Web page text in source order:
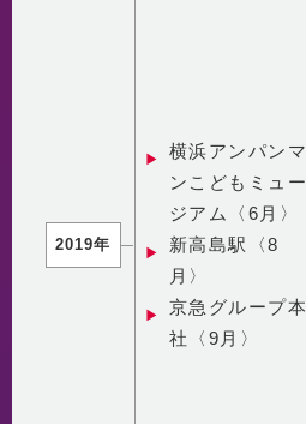
2019年
横浜アンパンマ
ンこどもミュー
ジアム〈6月〉
新高島駅〈8
月〉
京急グループ本
社〈9月〉